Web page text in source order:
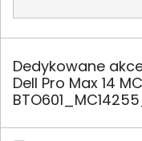
Dedykowane
Dell Pro Max 14